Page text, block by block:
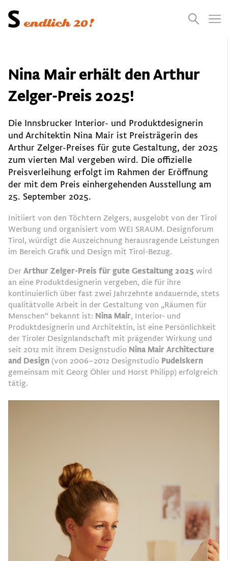
Presse Suchen
Nina Mair erhält den Arthur
Zelger-Preis 2025!
Die Innsbrucker Interior- und Produktdesignerin
und Architektin Nina Mair ist Preisträgerin des
Arthur Zelger-Preises für gute Gestaltung, der 2025
zum vierten Mal vergeben wird. Die offizielle
Preisverleihung erfolgt im Rahmen der Eröffnung
der mit dem Preis einhergehenden Ausstellung am
25. September 2025.
Initiiert von den Töchtern Zelgers, ausgelobt von der Tirol
Werbung und organisiert vom WEI SRAUM. Designforum
Tirol, würdigt die Auszeichnung herausragende Leistungen
im Bereich Grafik und Design mit Tirol-Bezug.
Der Arthur Zelger-Preis für gute Gestaltung 2025 wird
an eine Produktdesignerin vergeben, die für ihre
kontinuierlich über fast zwei Jahrzehnte andauernde, stets
qualitätvolle Arbeit in der Gestaltung von „Räumen für
Menschen“ bekannt ist: Nina Mair, Interior- und
Produktdesignerin und Architektin, ist eine Persönlichkeit
der Tiroler Designlandschaft mit prägender Wirkung und
seit 2012 mit ihrem Designstudio Nina Mair Architecture
and Design (von 2006–2012 Designstudio Pudelskern
gemeinsam mit Georg Öhler und Horst Philipp) erfolgreich
tätig.